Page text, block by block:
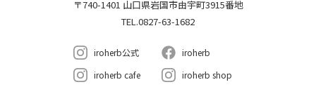
〒740-1401 山口県岩国市由宇町3915番地
TEL.0827-63-1682
iroherb公式
iroherb
iroherb cafe
iroherb shop